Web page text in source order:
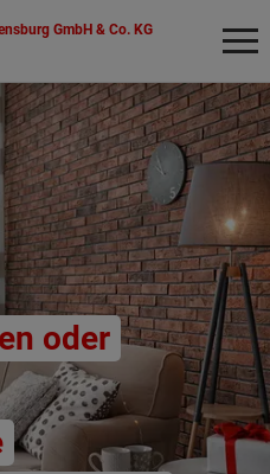
GmbH & Co. KG
oder
suchen?